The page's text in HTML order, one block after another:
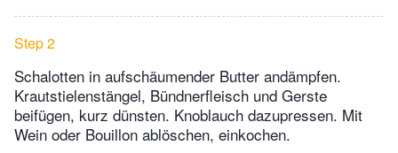
Step 2
Schalotten in aufschäumender Butter andämpfen.
Krautstielenstängel, Bündnerfleisch und Gerste
beifügen, kurz dünsten. Knoblauch dazupressen. Mit
Wein oder Bouillon ablöschen, einkochen.